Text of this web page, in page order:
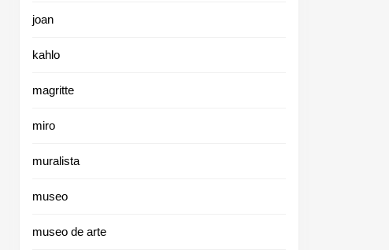
joan
kahlo
magritte
miro
muralista
museo
museo de arte